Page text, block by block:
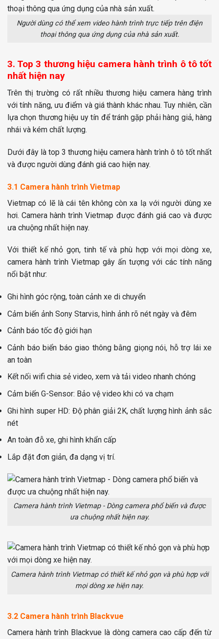
Người dùng có thể xem video hành trình trực tiếp trên điện
thoại thông qua ứng dụng của nhà sản xuất.
3. Top 3 thương hiệu camera hành trình ô tô tốt
nhất hiện nay
Trên thị trường có rất nhiều thương hiệu camera hàng trình
với tính năng, ưu điểm và giá thành khác nhau. Tuy nhiên, cần
lựa chọn thương hiệu uy tín để tránh gặp phải hàng giả, hàng
nhái và kém chất lượng.
Dưới đây là top 3 thương hiệu camera hành trình ô tô tốt nhất
và được người dùng đánh giá cao hiện nay.
3.1 Camera hành trình Vietmap
Vietmap có lẽ là cái tên không còn xa lạ với người dùng xe
hơi. Camera hành trình Vietmap được đánh giá cao và được
ưa chuộng nhất hiện nay.
Với thiết kế nhỏ gọn, tinh tế và phù hợp với mọi dòng xe,
camera hành trình Vietmap gây ấn tượng với các tính năng
nổi bật như:
Ghi hình góc rộng, toàn cảnh xe di chuyển
Cảm biến ảnh Sony Starvis, hình ảnh rõ nét ngày và đêm
Cảnh báo tốc độ giới hạn
Cảnh báo biển báo giao thông bằng giọng nói, hỗ trợ lái xe
an toàn
Kết nối wifi chia sẻ video, xem và tải video nhanh chóng
Cảm biến G-Sensor: Bảo vệ video khi có va chạm
Ghi hình super HD: Độ phân giải 2K, chất lượng hình ảnh sắc
nét
An toàn đỗ xe, ghi hình khẩn cấp
Lắp đặt đơn giản, đa dạng vị trí.
Camera hành trình Vietmap - Dòng camera phổ biến và được
ưa chuộng nhất hiện nay.
Camera hành trình Vietmap có thiết kế nhỏ gọn và phù hợp với
mọi dòng xe hiện nay.
3.2 Camera hành trình Blackvue
Camera hành trình Blackvue là dòng camera cao cấp đến từ